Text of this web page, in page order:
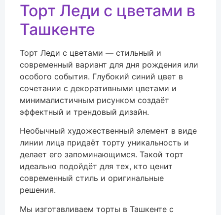
Торт Леди с цветами в
Ташкенте
Торт Леди с цветами — стильный и
современный вариант для дня рождения или
особого события. Глубокий синий цвет в
сочетании с декоративными цветами и
минималистичным рисунком создаёт
эффектный и трендовый дизайн.
Необычный художественный элемент в виде
линии лица придаёт торту уникальность и
делает его запоминающимся. Такой торт
идеально подойдёт для тех, кто ценит
современный стиль и оригинальные
решения.
Мы изготавливаем торты в Ташкенте с